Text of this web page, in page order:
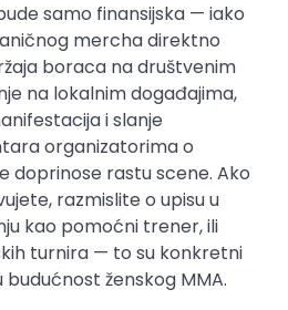
samo finansijska — iako
mercha direktno
boraca na društvenim
na lokalnim događajima,
i slanje
organizatorima o
doprinose rastu scene. Ako
razmislite o upisu u
kao pomoćni trener, ili
turnira — to su konkretni
ženskog MMA.